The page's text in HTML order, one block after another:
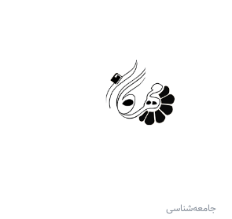
جامعه‌شناسی